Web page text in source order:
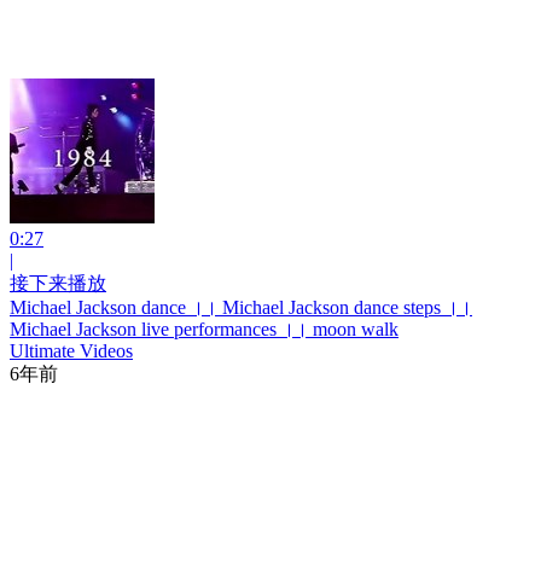
0:27
|
接下来播放
Michael Jackson dance ।। Michael Jackson dance steps ।।
Michael Jackson live performances ।। moon walk
Ultimate Videos
6年前